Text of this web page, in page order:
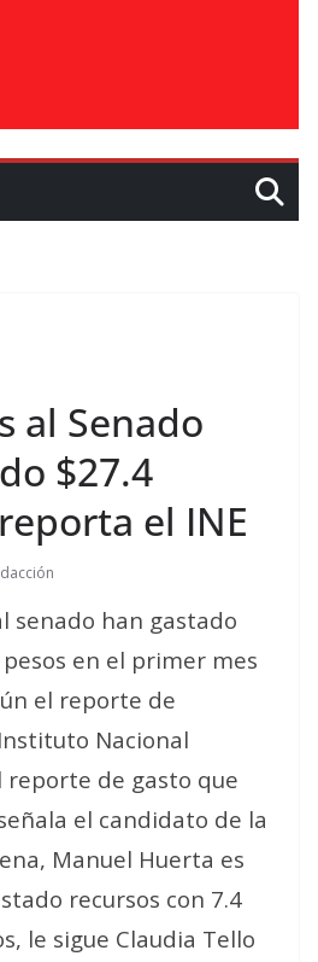
al Senado
$27.4
el INE
senado han gastado
en el primer mes
el reporte de
Nacional
reporte de gasto que
el candidato de la
Manuel Huerta es
recursos con 7.4
le sigue Claudia Tello